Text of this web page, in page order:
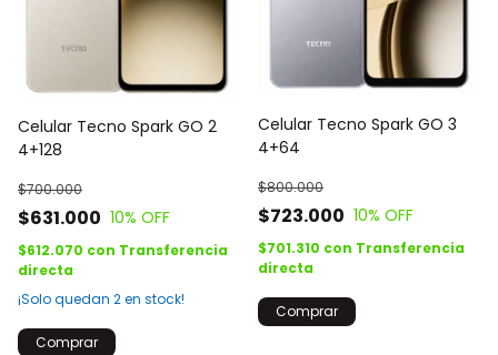
Celular Tecno Spark GO 2
4+128
$631.000
$700.000
10% OFF
$612.070 con Transferencia
directa
¡Solo quedan 2en stock!
Comprar
Celular Tecno Spark GO 3
4+64
$723.000
$800.000
10% OFF
$701.310 con Transferencia
directa
Comprar